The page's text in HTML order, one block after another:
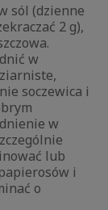
sól (dzienne
2 g),
w
soczewica i
w
lub
i
o